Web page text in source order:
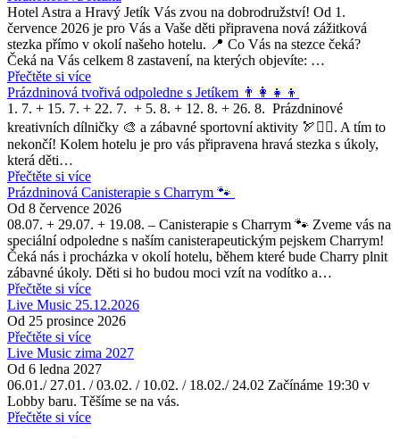
Hotel Astra a Hravý Jetík Vás zvou na dobrodružství! Od 1.
července 2026 je pro Vás a Vaše děti připravena nová zážitková
stezka přímo v okolí našeho hotelu. 📍 Co Vás na stezce čeká?
Čeká na Vás celkem 8 zastavení, na kterých objevíte: …
Přečtěte si více
Prázdninová tvořivá odpoledne s Jetíkem 👨‍👩‍👧‍👦
1. 7. + 15. 7. + 22. 7. + 5. 8. + 12. 8. + 26. 8. Prázdninové
kreativních dílničky 🎨 a zábavné sportovní aktivity 🏹🤸‍♂️. A tím to
nekončí! Kolem hotelu je pro vás připravena hravá stezka s úkoly,
která děti…
Přečtěte si více
Prázdninová Canisterapie s Charrym 🐾
Od 8 července 2026
08.07. + 29.07. + 19.08. – Canisterapie s Charrym 🐾 Zveme vás na
speciální odpoledne s naším canisterapeutickým pejskem Charrym!
Čeká nás i procházka v okolí hotelu, během které bude Charry plnit
zábavné úkoly. Děti si ho budou moci vzít na vodítko a…
Přečtěte si více
Live Music 25.12.2026
Od 25 prosince 2026
Přečtěte si více
Live Music zima 2027
Od 6 ledna 2027
06.01./ 27.01. / 03.02. / 10.02. / 18.02./ 24.02 Začínáme 19:30 v
Lobby baru. Těšíme se na vás.
Přečtěte si více